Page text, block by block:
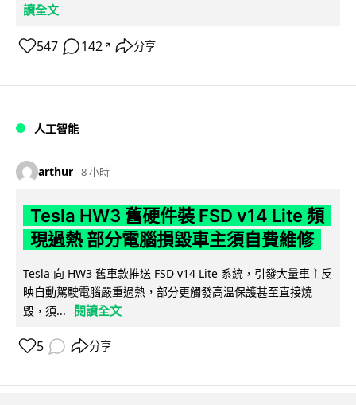
讀全文
547 142 ↗ 分享
人工智能
arthur 8 小時
Tesla HW3 舊硬件裝 FSD v14 Lite 頻
現過熱 部分電腦損毀車主須自費維修
Tesla 向 HW3 舊車款推送 FSD v14 Lite 系統，引發大量車主反
映自動駕駛電腦嚴重過熱，部分更觸發高溫保護甚至直接燒
毀，須...
閱讀全文
5 分享